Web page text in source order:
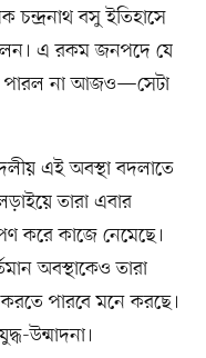
চন্দ্রনাথ বসু ইতিহাসে
এ রকম জনপদে যে
পারল না আজও—সেটা
এই অবস্থা বদলাতে
তারা এবার
করে কাজে নেমেছে।
অবস্থাকেও তারা
পারবে মনে করছে।
উন্মাদনা।